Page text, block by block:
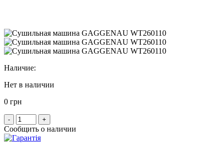
Наличие:
Нет в наличии
0 грн
- +
Сообщить о наличии